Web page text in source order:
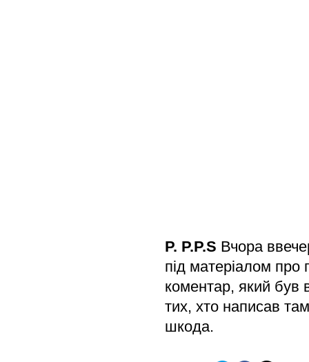
P. P.P.S Вчора
під матеріалом
коментар, який був
тих, хто написав
шкода.